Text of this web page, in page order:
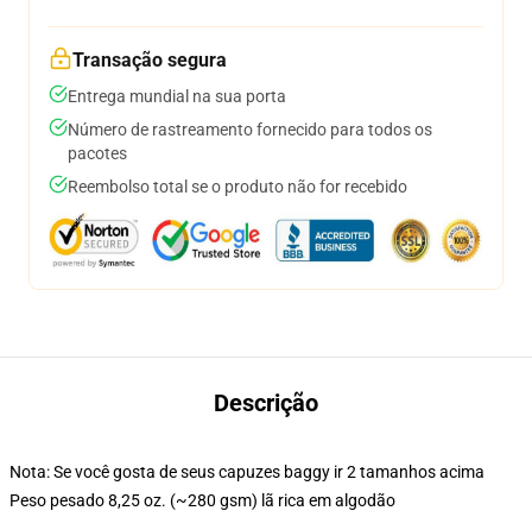
Transação segura
Entrega mundial na sua porta
Número de rastreamento fornecido para todos os
pacotes
Reembolso total se o produto não for recebido
Descrição
Nota: Se você gosta de seus capuzes baggy ir 2 tamanhos acima
Peso pesado 8,25 oz. (~280 gsm) lã rica em algodão